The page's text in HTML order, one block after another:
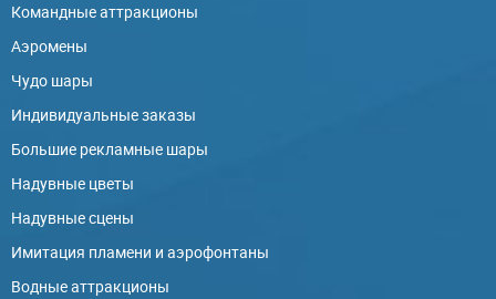
Командные аттракционы
Аэромены
Чудо шары
Индивидуальные заказы
Большие рекламные шары
Надувные цветы
Надувные сцены
Имитация пламени и аэрофонтаны
Водные аттракционы